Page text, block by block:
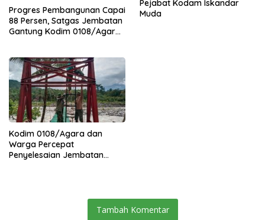
Progres Pembangunan Capai
88 Persen, Satgas Jembatan
Gantung Kodim 0108/Agara
Pejabat Kodam Iskandar
Muda
Kodim 0108/Agara dan
Warga Percepat
Penyelesaian Jembatan
Tambah Komentar